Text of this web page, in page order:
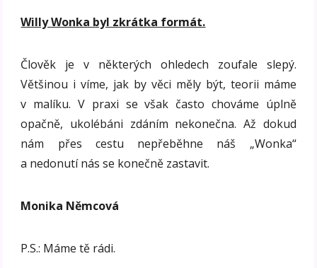
Willy Wonka byl zkrátka formát.
Člověk je v některých ohledech zoufale slepý.
Většinou i víme, jak by věci měly být, teorii máme
v malíku. V praxi se však často chováme úplně
opačně, ukolébáni zdáním nekonečna. Až dokud
nám přes cestu nepřeběhne náš „Wonka“
a nedonutí nás se konečně zastavit.
Monika Němcová
P.S.: Máme tě rádi.